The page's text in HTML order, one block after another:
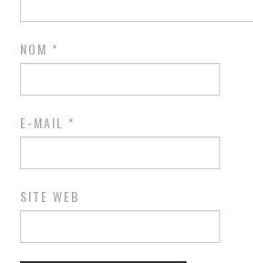
NOM *
E-MAIL *
SITE WEB